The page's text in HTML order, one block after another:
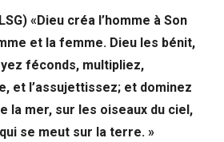
«Dieu créa l’homme à Son
et la femme. Dieu les bénit,
féconds, multipliez,
et l’assujettissez; et dominez
la mer, sur les oiseaux du ciel,
se meut sur la terre. »